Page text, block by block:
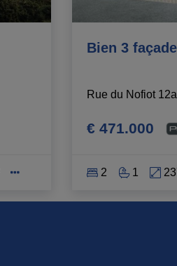
Bien 3
Rue du Nofiot
€ 471.000
2 1